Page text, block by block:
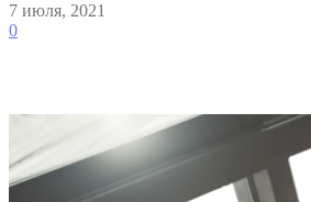
7 июля, 2021
0